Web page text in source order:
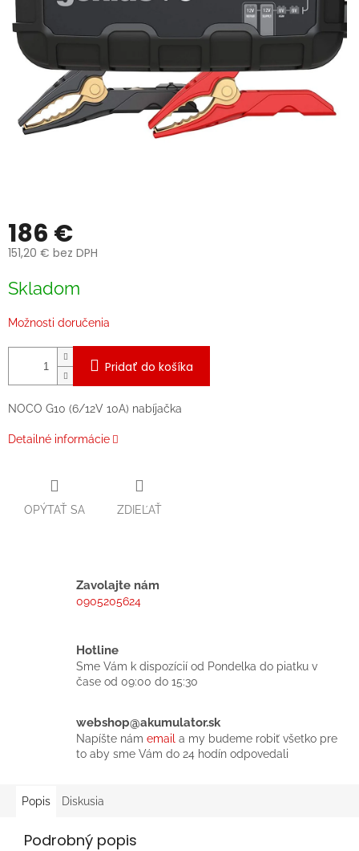
186 €
151,20 € bez DPH
cena:
Skladom
Možnosti doručenia
Pridať do košíka
NOCO G10 (6/12V 10A) nabíjačka
Detailné informácie
OPÝTAŤ SA ZDIEĽAŤ
Zavolajte nám
0905205624
Hotline
Sme Vám k dispozícií od Pondelka do piatku v
čase od 09:00 do 15:30
webshop@akumulator.sk
Napíšte nám email a my budeme robiť všetko pre
to aby sme Vám do 24 hodín odpovedali
Popis Diskusia
Podrobný popis